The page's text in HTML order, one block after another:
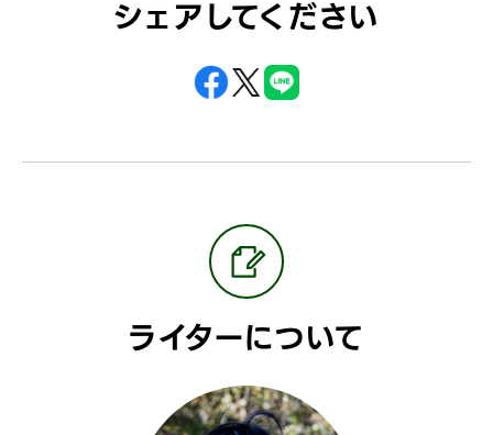
シェアしてください
ライターについて